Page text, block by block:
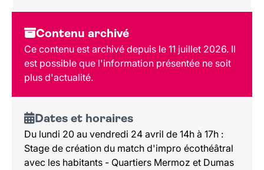
Dates et horaires
Au programme
Tarif et réservation
Public
Contenu archivé
Ce contenu est archivé depuis le 11 juillet 2026. Il
est possible que l'information présentée ne soit
plus d'actualité.
Dates et horaires
Du lundi 20 au vendredi 24 avril de 14h à 17h :
Stage de création du match d'impro écothéâtral
avec les habitants - Quartiers Mermoz et Dumas